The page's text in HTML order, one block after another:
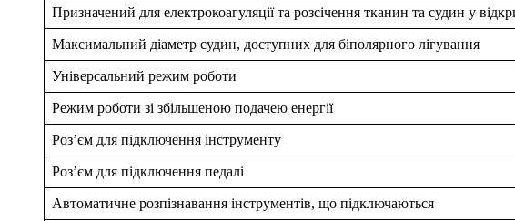
Призначений для електрокоагуляції та розсічення тканин та судин у
Максимальний діаметр судин, доступних для біполярного лігування
Універсальний режим роботи
Режим роботи зі збільшеною подачею енергії
Роз’єм для підключення інструменту
Роз’єм для підключення педалі
Автоматичне розпізнавання інструментів, що підключаються